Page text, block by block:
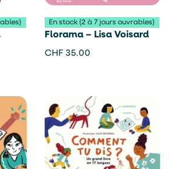
–
En stock (2 à 7 jours ouvrables)
Florama – Lisa Voisard
CHF 35.00